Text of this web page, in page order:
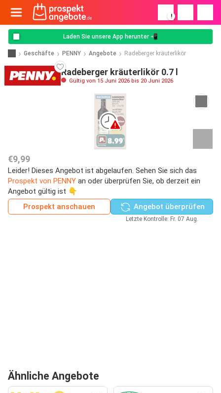
!
Laden Sie unsere App herunter 📲
Geschäfte PENNY Angebote Radeberger kräuterlikör
Radeberger kräuterlikör 0.7 l
Gültig von 15 Juni 2026 bis 20 Juni 2026
€9,99
Leider! Dieses Angebot ist abgelaufen. Sehen Sie sich das
Prospekt von PENNY an oder überprüfen Sie, ob derzeit ein
Angebot gültig ist 👇
Prospekt anschauen
Angebot überprüfen
Letzte Kontrolle: Fr. 07 Aug.
Ähnliche Angebote